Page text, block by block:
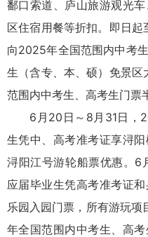
鄱口索道、庐山旅游观光
区住宿用餐等折扣。即日
向2025年全国范围内中考
生（含专、本、硕）免景
范围内中考生、高考生门票
6月20日～8月31日，
生凭中、高考准考证享浔
浔阳江号游轮船票优惠。
应届毕业生凭高考准考证
乐园入园门票，所有游玩
年全国范围内中考生、高